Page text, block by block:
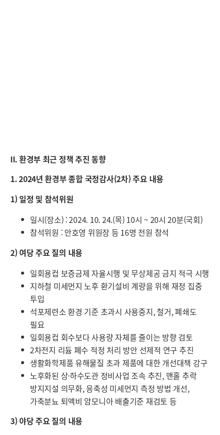
II. 환경부 최근 정책 추진 동향
1. 2024년 환경부 종합 국정감사(2차) 주요 내용
1) 일정 및 참석위원
일시(장소) : 2024. 10. 24.(목) 10시 ~ 20시 20분(국회)
참석위원 : 안호영 위원장 등 16명 전원 참석
2) 여당 주요 질의 내용
일회용컵 보증금제 자율시행 및 무상제공 금지 적극 시행
지하철 미세먼지 노후 환기설비 계량을 위해 재정 집중
투입
석포제련소 환경 기준 초과시 사용중지, 철거, 폐쇄도
필요
일회용컵 회수보다 사용량 자체를 줄이는 방향 검토
2차전지 리듐 폐수 적정 처리 방안 선제적 연구 추진
생활화학제품 유해물질 초과 제품에 대한 개선대책 강구
노후화된 상·하수도관 정비사업 조속 추진, 맨홀 추락
방지지설 의무화, 응축성 미세먼지 측정 방법 개선,
가축분뇨 퇴액비 암모니아 배출기준 재검토 등
3) 야당 주요 질의 내용